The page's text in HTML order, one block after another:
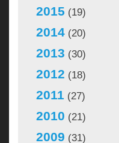
2015 (19)
2014 (20)
2013 (30)
2012 (18)
2011 (27)
2010 (21)
2009 (31)